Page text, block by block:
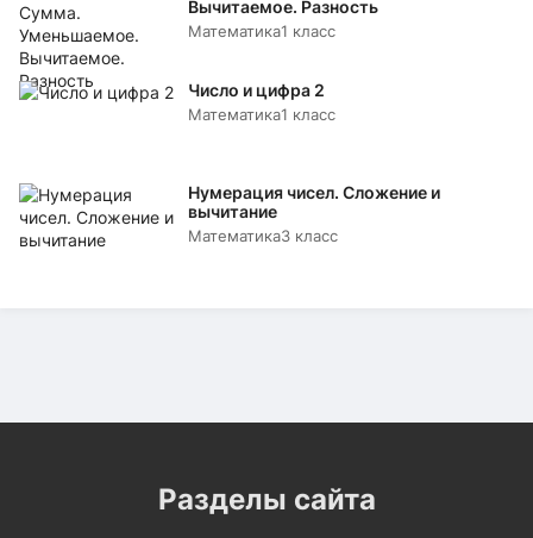
Вычитаемое. Разность
Математика1 класс
Число и цифра 2
Математика1 класс
Нумерация чисел. Сложение и
вычитание
Математика3 класс
Разделы сайта